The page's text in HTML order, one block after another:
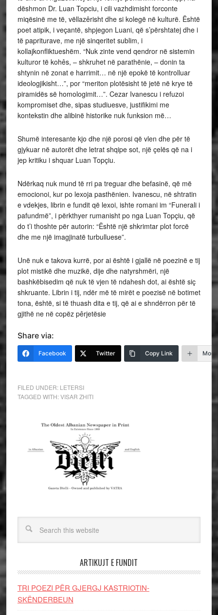
dëshmon Dr. Luan Topciu, i cili vazhdimisht forconte
miqësinë me të, vëllazêrisht dhe si kolegë në kulturë. Është
poet atipik, i veçantë, shpjegon Luani, që s’përshtatej dhe i
të papriturave, me një sinqeritet sublim, i
kollajkonfliktueshëm. “Nuk zinte vend qendror në sistemin
kulturor të kohês, – shkruhet në parathënie, – donin ta
shtynin në zonat e harrimit… në një epokë të kontrolluar
ideologjikisht…”, por “meriton plotësisht të jetë në krye të
piramidës së homologimit…”. Cezar Ivanescu i refuzoi
kompromiset dhe, sipas studiuesve, justifikimi me
kontekstin dhe alibinë historike nuk funksion më…
Shumë interesante kjo dhe një porosi që vlen dhe për të
gjykuar në autorët dhe letrat shqipe sot, një çelës që na i
jep kritiku i shquar Luan Topçiu.
Ndërkaq nuk mund të rri pa treguar dhe befasinë, që më
emocionoi, kur po lexoja pasthënien. Ivanescu, në shtratin
e vdekjes, librin e fundit që lexoi, ishte romani im “Funerali i
pafundmë”, i përkthyer rumanisht po nga Luan Topçiu, që
do t’i thoshte për autorin: “Është një shkrimtar plot forcë
dhe me një imagjinatë turbulluese”.
Unë nuk e takova kurrë, por ai është i gjallë në poezinë e tij
plot mistikë dhe muzikë, dije dhe natyrshmëri, një
bashkëbisedim që nuk të vjen të ndahesh dot, ai është siç
shkruante. Librin i tij, ndër më të mirët e poezisë në botimet
tona, është, si të thuash dita e tij, që ai e shndërron për të
gjithë ne në copëz pêrjetësie
Share via:
Facebook Twitter Copy Link More
FILED UNDER: LETERSI
TAGGED WITH:VISAR ZHITI
ARTIKUJT E FUNDIT
TRI POEZI PËR GJERGJ KASTRIOTIN-
SKËNDERBEUN